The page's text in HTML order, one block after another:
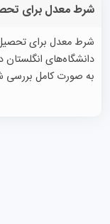
شرط معدل برای تحصیل
شرط معدل برای
دانشگاه‌های
به صورت کامل بررسی